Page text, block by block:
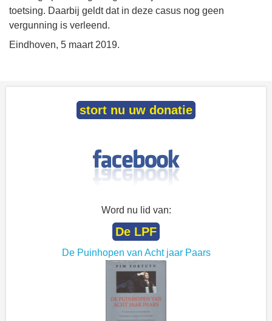
toetsing. Daarbij geldt dat in deze casus nog geen
vergunning is verleend.
Eindhoven, 5 maart 2019.
stort nu uw donatie
Word nu lid van:
De LPF
De Puinhopen van Acht jaar Paars